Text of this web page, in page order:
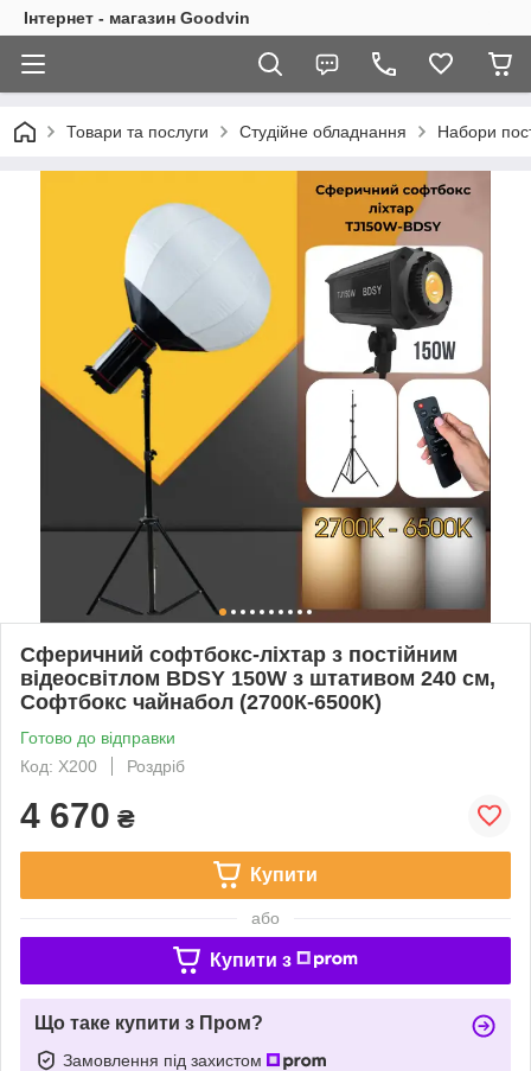
Інтернет - магазин Goodvin
Товари та послуги Студійне обладнання Набори
Сферичний софтбокс-ліхтар з постійним
відеосвітлом BDSY 150W з штативом 240 см,
Софтбокс чайнабол (2700К-6500К)
Готово до відправки
Код: X200
Роздріб
4 670 ₴
Купити
або
Купити з
Що таке купити з Пром?
Замовлення під захистом